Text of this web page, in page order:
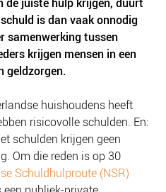
is dan vaak onnodig
samenwerking tussen
krijgen mensen in een
geldzorgen.
huishoudens heeft
risicovolle schulden. En:
schulden krijgen geen
Om die reden is op 30
Schuldhulproute (NSR)